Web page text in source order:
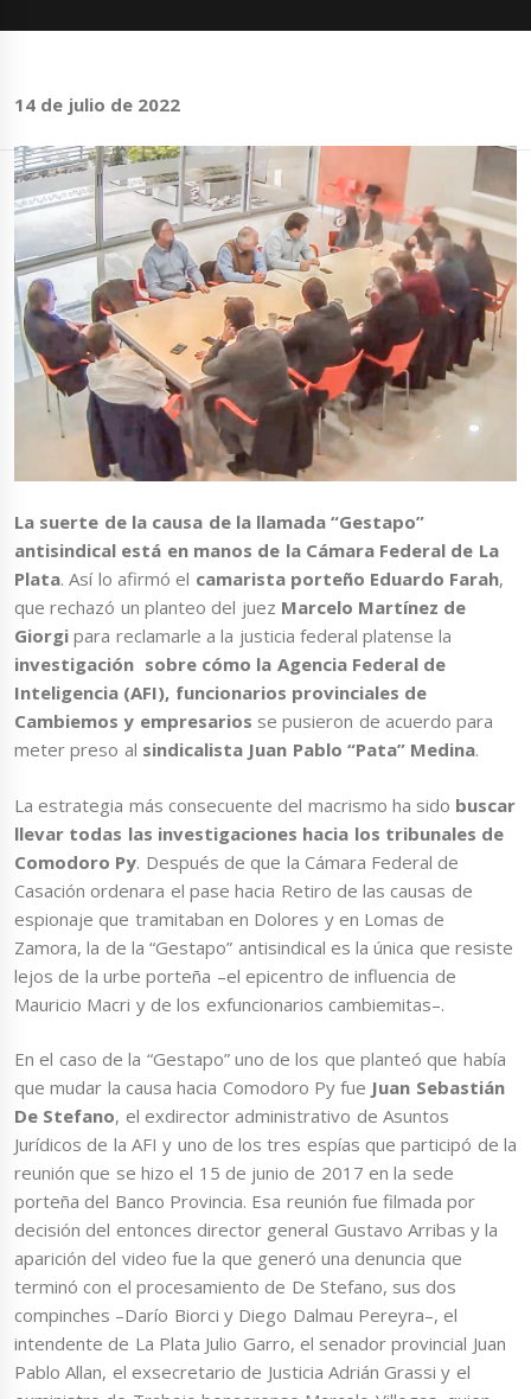
14 de julio de 2022
La suerte de la causa de la llamada “Gestapo”
antisindical está en manos de la Cámara Federal de La
Plata. Así lo afirmó el camarista porteño Eduardo Farah,
que rechazó un planteo del juez Marcelo Martínez de
Giorgipara reclamarle a la justicia federal platense la
investigación sobre cómo la Agencia Federal de
Inteligencia (AFI), funcionarios provinciales de
Cambiemos y empresarios se pusieron de acuerdo para
meter preso al sindicalista Juan Pablo “Pata” Medina.
La estrategia más consecuente del macrismo ha sido buscar
llevar todas las investigaciones hacia los tribunales de
Comodoro Py. Después de que la Cámara Federal de
Casación ordenara el pase hacia Retiro de las causas de
espionaje que tramitaban en Dolores y en Lomas de
Zamora, la de la “Gestapo” antisindical es la única que resiste
lejos de la urbe porteña –el epicentro de influencia de
Mauricio Macri y de los exfuncionarios cambiemitas–.
En el caso de la “Gestapo” uno de los que planteó que había
que mudar la causa hacia Comodoro Py fue Juan Sebastián
De Stefano, el exdirector administrativo de Asuntos
Jurídicos de la AFI y uno de los tres espías que participó de la
reunión que se hizo el 15 de junio de 2017 en la sede
porteña del Banco Provincia. Esa reunión fue filmada por
decisión del entonces director general Gustavo Arribas y la
aparición del video fue la que generó una denuncia que
terminó con el procesamiento de De Stefano, sus dos
compinches –Darío Biorci y Diego Dalmau Pereyra–, el
intendente de La Plata Julio Garro, el senador provincial Juan
Pablo Allan, el exsecretario de Justicia Adrián Grassi y el